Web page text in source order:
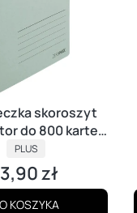
skoroszyt
do 800 kartek
Max SZARA
PRODUCENT
PLUS
zł
KOSZYKA